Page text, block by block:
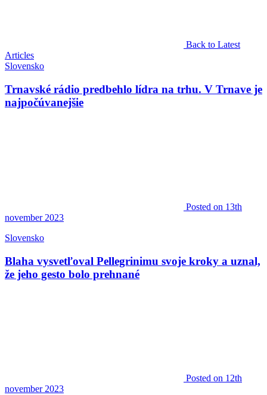
Back to Latest
Articles
Slovensko
Trnavské rádio predbehlo lídra na trhu. V Trnave je
najpočúvanejšie
Posted on 13th
november 2023
Slovensko
Blaha vysvetľoval Pellegrinimu svoje kroky a uznal,
že jeho gesto bolo prehnané
Posted on 12th
november 2023